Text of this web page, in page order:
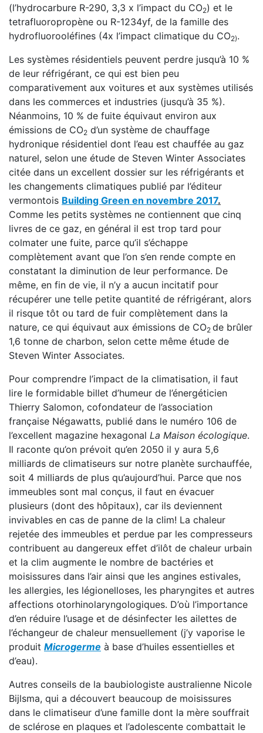
(l’hydrocarbure R-290, 3,3 x l’impact du CO2) et le
tetrafluoropropène ou R-1234yf, de la famille des
hydrofluorooléfines (4x l’impact climatique du CO2).
Les systèmes résidentiels peuvent perdre jusqu’à 10 %
de leur réfrigérant, ce qui est bien peu
comparativement aux voitures et aux systèmes utilisés
dans les commerces et industries (jusqu’à 35 %).
Néanmoins, 10 % de fuite équivaut environ aux
émissions de CO2 d’un système de chauffage
hydronique résidentiel dont l’eau est chauffée au gaz
naturel, selon une étude de Steven Winter Associates
citée dans un excellent dossier sur les réfrigérants et
les changements climatiques publié par l’éditeur
vermontois Building Green en novembre 2017.
Comme les petits systèmes ne contiennent que cinq
livres de ce gaz, en général il est trop tard pour
colmater une fuite, parce qu’il s’échappe
complètement avant que l’on s’en rende compte en
constatant la diminution de leur performance. De
même, en fin de vie, il n’y a aucun incitatif pour
récupérer une telle petite quantité de réfrigérant, alors
il risque tôt ou tard de fuir complètement dans la
nature, ce qui équivaut aux émissions de CO2 de brûler
1,6 tonne de charbon, selon cette même étude de
Steven Winter Associates.
Pour comprendre l’impact de la climatisation, il faut
lire le formidable billet d’humeur de l’énergéticien
Thierry Salomon, cofondateur de l’association
française Négawatts, publié dans le numéro 106 de
l’excellent magazine hexagonal La Maison écologique.
Il raconte qu’on prévoit qu’en 2050 il y aura 5,6
milliards de climatiseurs sur notre planète surchauffée,
soit 4 milliards de plus qu’aujourd’hui. Parce que nos
immeubles sont mal conçus, il faut en évacuer
plusieurs (dont des hôpitaux), car ils deviennent
invivables en cas de panne de la clim! La chaleur
rejetée des immeubles et perdue par les compresseurs
contribuent au dangereux effet d’ilôt de chaleur urbain
et la clim augmente le nombre de bactéries et
moisissures dans l’air ainsi que les angines estivales,
les allergies, les légionelloses, les pharyngites et autres
affections otorhinolaryngologiques. D’où l’importance
d’en réduire l’usage et de désinfecter les ailettes de
l’échangeur de chaleur mensuellement (j’y vaporise le
produit Microgerme à base d’huiles essentielles et
d’eau).
Autres conseils de la baubiologiste australienne Nicole
Bijlsma, qui a découvert beaucoup de moisissures
dans le climatiseur d’une famille dont la mère souffrait
de sclérose en plaques et l’adolescente combattait le